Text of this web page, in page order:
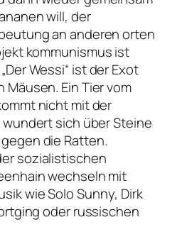
will, der
an anderen orten
kommunismus ist
Wessi“ ist der Exot
Ein Tier vom
nicht mit der
wundert sich über Steine
die Ratten.
sozialistischen
wechseln mit
wieSolo Sunny, Dirk
oder russischen